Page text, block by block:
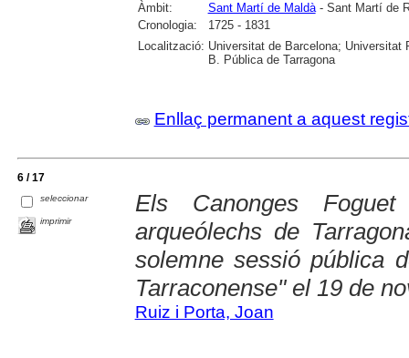
Àmbit:
Sant Martí de Maldà- Sant Martí de
Cronologia:
1725 - 1831
Localització: Universitat de Barcelona; Universitat
B. Pública de Tarragona
Enllaç permanent a aquest
6 / 17
seleccionar
imprimir
Els Canonges
arqueólechs de
solemne sessió pública
Tarraconense" el 19 de
Ruiz i Porta, Joan